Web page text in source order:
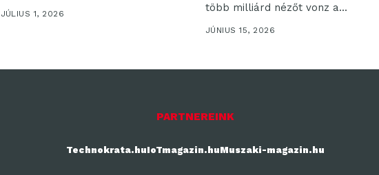
JÚLIUS 1, 2026
több milliárd nézőt vonz a...
JÚNIUS 15, 2026
PARTNEREINK
Technokrata.huIoTmagazin.huMuszaki-magazin.hu